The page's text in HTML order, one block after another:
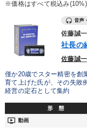
優秀各社の智恵と戦略
若手異才経営者の発想
リーダーの器量を学ぶ
テーマ
※価格はすべて税込み
音声
佐藤誠
社長の
佐藤誠
僅か20歳でスター精密を創
育て上げた氏が、その失敗
経営の定石として集約
形 態
ondemand_video 動画